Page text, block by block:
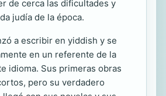
de cerca las dificultades y
judía de la época.
a escribir en yiddish y se
en un referente de la
idioma. Sus primeras obras
pero su verdadero